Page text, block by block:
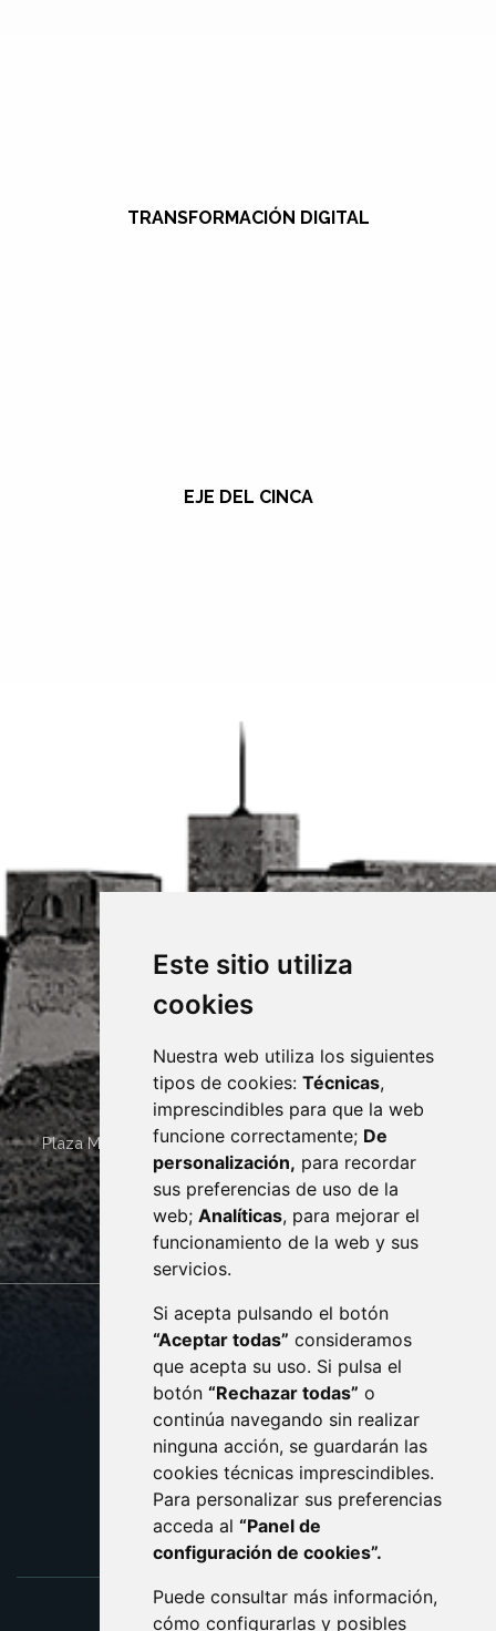
Este sitio utiliza
cookies
Nuestra web utiliza los siguientes
tipos de cookies: Técnicas,
imprescindibles para que la web
funcione correctamente; De
personalización, para recordar
sus preferencias de uso de la
web; Analíticas, para mejorar el
funcionamiento de la web y sus
servicios.
Si acepta pulsando el botón
“Aceptar todas” consideramos
que acepta su uso. Si pulsa el
botón “Rechazar todas” o
continúa navegando sin realizar
ninguna acción, se guardarán las
cookies técnicas imprescindibles.
Para personalizar sus preferencias
acceda al “Panel de
configuración de cookies”.
Puede consultar más información,
cómo configurarlas y posibles
TRANSFORMACIÓN DIGITAL
EJE DEL CINCA
Plaza Mayor 4 22400 MONZÓN - ARAGÓN (ESPAÑA)
· (34) 974 400 700 ·
sac@monzon.es
monzon.es
CONTACTO
AVISO LEGAL
PROTECCIÓN DE DATOS
POLÍTICA DE COOKIES
ACCESIBILIDAD
ENLACE EXTERNO AL